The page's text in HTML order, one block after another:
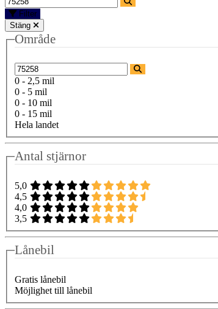
Filter
Stäng
Område
0 - 2,5 mil
0 - 5 mil
0 - 10 mil
0 - 15 mil
Hela landet
Antal stjärnor
5,0
4,5
4,0
3,5
Lånebil
Gratis lånebil
Möjlighet till lånebil